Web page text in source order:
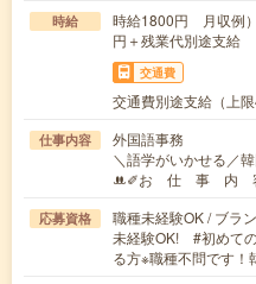
時給
時給1800円 月収例
円＋残業代別途支給
交通費
交通費別途支給（上限
仕事内容
外国語事務
＼語学がいかせる／
ꔚ✐お 仕 事 内
応募資格
職種未経験OK / ブラ
未経験OK! #初めて
る方※職種不問です